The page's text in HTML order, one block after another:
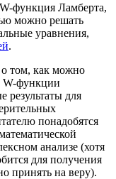
функция Ламберта,
можно решать
уравнения,
.
о том, как можно
W-функции
результаты для
понадобятся
анализе (хотя
для получения
принять на веру).